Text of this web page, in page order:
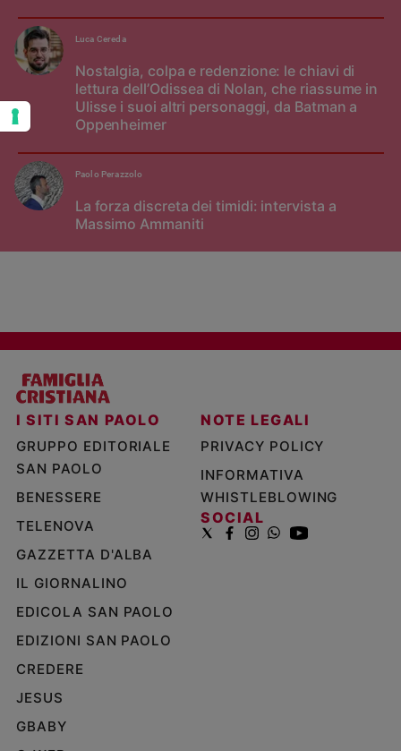
Nostalgia, colpa e redenzione: le chiavi di
lettura dell’Odissea di Nolan, che riassume in
Ulisse i suoi altri personaggi, da Batman a
Oppenheimer
Luca Cereda
La forza discreta dei timidi: intervista a
Massimo Ammaniti
Paolo Perazzolo
I SITI SAN PAOLO
GRUPPO EDITORIALE
SAN PAOLO
BENESSERE
TELENOVA
GAZZETTA D'ALBA
IL GIORNALINO
EDICOLA SAN PAOLO
EDIZIONI SAN PAOLO
CREDERE
JESUS
GBABY
NOTE LEGALI
PRIVACY POLICY
INFORMATIVA
WHISTLEBLOWING
SOCIAL